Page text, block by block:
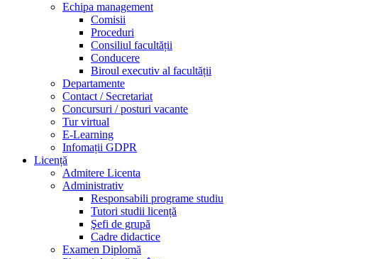
Echipa management
Comisii
Proceduri
Consiliul facultății
Conducere
Biroul executiv al facultății
Departamente
Contact / Secretariat
Concursuri / posturi vacante
Tur virtual
E-Learning
Infomații GDPR
Licență
Admitere Licenta
Administrativ
Responsabili programe studiu
Tutori studii licență
Şefi de grupă
Cadre didactice
Examen Diplomă